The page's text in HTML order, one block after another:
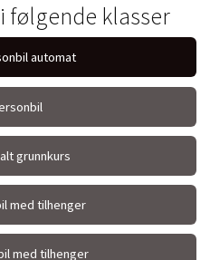
klasser
automat
grunnkurs
med tilhenger
med tilhenger